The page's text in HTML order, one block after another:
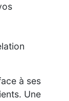
à ses
Une